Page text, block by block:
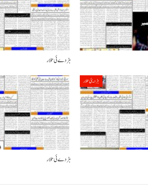
ہڑدے ئی تلار
ہڑدے ئی تلار
ہڑدیئی تلار